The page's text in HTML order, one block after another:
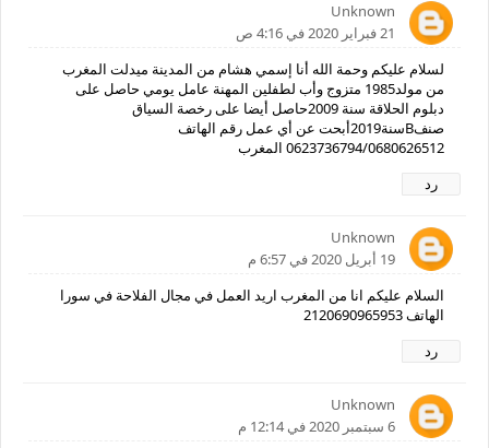
Unknown
21 فبراير 2020 في 4:16 ص
لسلام عليكم وحمة الله أنا إسمي هشام من المدينة ميدلت المغرب
من مولد1985 متزوج وأب لطفلين المهنة عامل يومي حاصل على
دبلوم الحلاقة سنة 2009حاصل أيضا على رخصة السياق
صنفBسنة2019أبحت عن أي عمل رقم الهاتف
0623736794/0680626512 المغرب
رد
Unknown
19 أبريل 2020 في 6:57 م
السلام عليكم انا من المغرب اريد العمل في مجال الفلاحة في سورا
الهاتف 2120690965953
رد
Unknown
6 سبتمبر 2020 في 12:14 م